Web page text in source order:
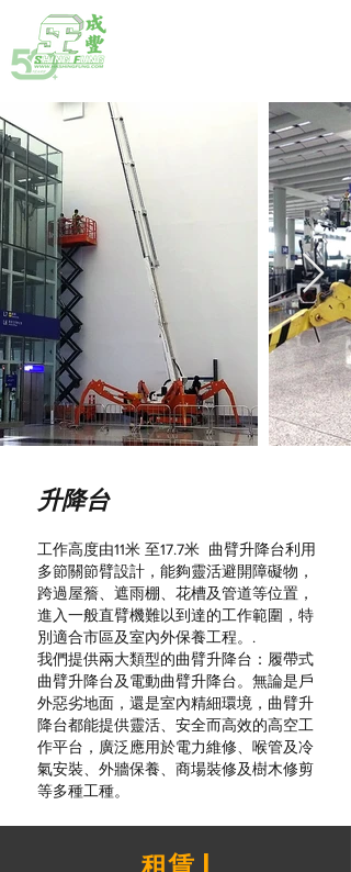
升降台
工作高度由11米 至17.7米 曲臂升降台利用
多節關節臂設計，能夠靈活避開障礙物，
跨過屋簷、遮雨棚、花槽及管道等位置，
進入一般直臂機難以到達的工作範圍，特
別適合市區及室內外保養工程。.
我們提供兩大類型的曲臂升降台：履帶式
曲臂升降台及電動曲臂升降台。無論是戶
外惡劣地面，還是室內精細環境，曲臂升
降台都能提供靈活、安全而高效的高空工
作平台，廣泛應用於電力維修、喉管及冷
氣安裝、外牆保養、商場裝修及樹木修剪
等多種工種。
租賃 |